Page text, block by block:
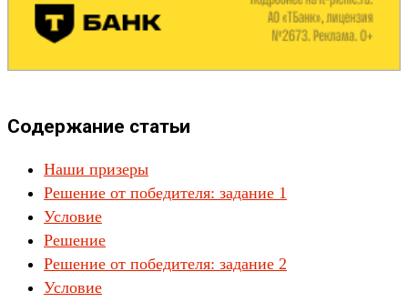
Содержание статьи
Наши призеры
Решение от победителя: задание 1
Условие
Решение
Решение от победителя: задание 2
Условие